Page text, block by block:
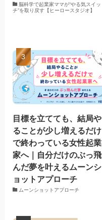
脳科学で起業家ママが“やる気スイッ
チ”を取り戻す【ヒーロースタジオ】
目標を立てても、結局や
ることが少し増えるだけ
で終わっている女性起業
家へ｜自分だけのぶっ飛
んだ夢を叶えるムーンシ
ョットアプローチ
ムーンショットアプローチ